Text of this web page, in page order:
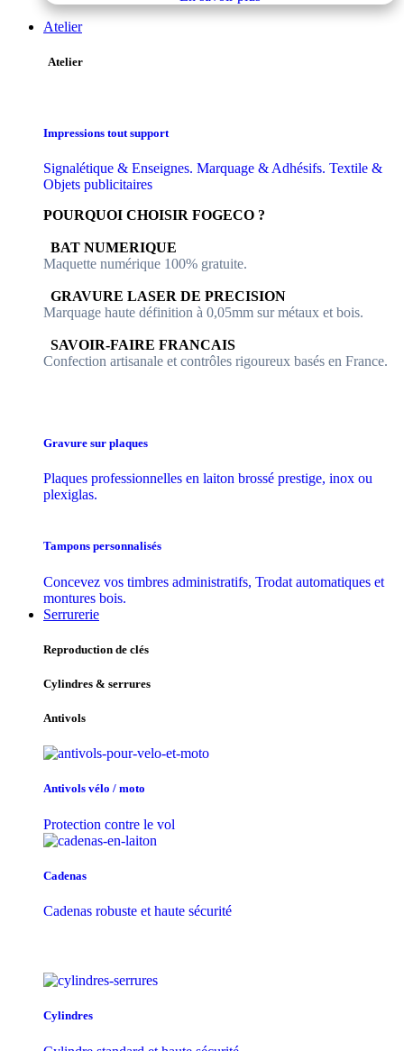
Atelier
Atelier
Impressions tout support
Signalétique & Enseignes. Marquage & Adhésifs. Textile &
Objets publicitaires
POURQUOI CHOISIR FOGECO ?
​​ BAT NUMERIQUE
Maquette numérique 100% ​gratuite.
​GRAVURE LASER DE PRECISION
Marquage haute définition à 0,05mm sur métaux et bois.
​SAVOIR-FAIRE FRANCAIS
Confection artisanale et contrôles ​rigoureux basés en France.
Gravure sur plaques
Plaques professionnelles en laiton brossé prestige, inox ou
plexiglas.
Tampons personnalisés
Concevez vos timbres administratifs, Trodat automatiques et
montures bois.
Serrurerie
Reproduction de clés
Cylindres & serrures
Antivols
Antivols vélo / moto
Protection contre le vol
Cadenas
Cadenas robuste et haute sécurité
Cylindres